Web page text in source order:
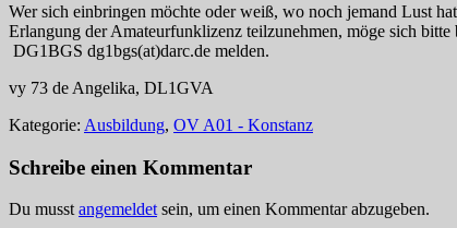
Wer sich einbringen möchte oder weiß, wo noch jemand Lust
Erlangung der Amateurfunklizenz teilzunehmen, möge sich bitte
DG1BGS dg1bgs(at)darc.de melden.
vy 73 de Angelika, DL1GVA
Kategorie: Ausbildung, OV A01 - Konstanz
Schreibe einen Kommentar
Du musst angemeldet sein, um einen Kommentar abzugeben.